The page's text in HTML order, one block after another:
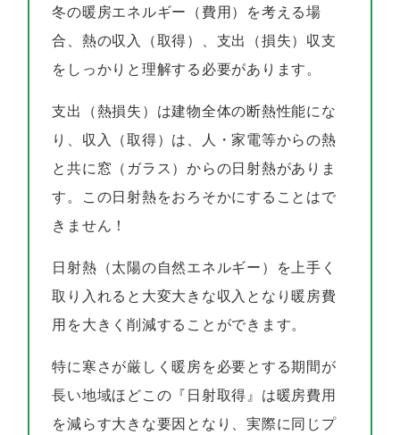
冬の暖房エネルギー（費用）を考える場
合、熱の収入（取得）、支出（損失）収支
をしっかりと理解する必要があります。
支出（熱損失）は建物全体の断熱性能にな
り、収入（取得）は、人・家電等からの熱
と共に窓（ガラス）からの日射熱がありま
す。この日射熱をおろそかにすることはで
きません！
日射熱（太陽の自然エネルギー）を上手く
取り入れると大変大きな収入となり暖房費
用を大きく削減することができます。
特に寒さが厳しく暖房を必要とする期間が
長い地域ほどこの『日射取得』は暖房費用
を減らす大きな要因となり、実際に同じプ